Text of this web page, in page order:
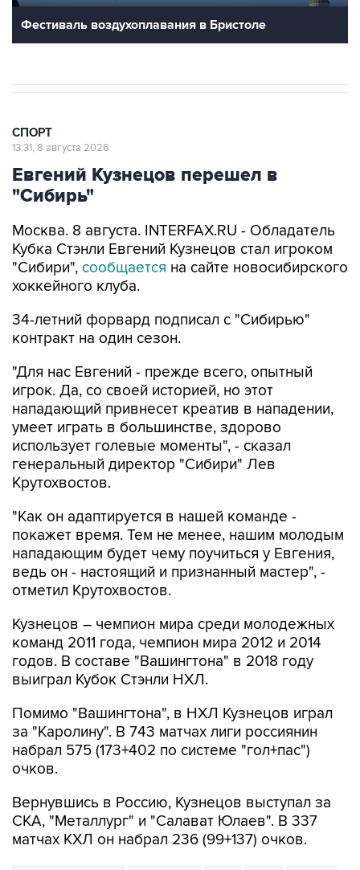
Фестиваль воздухоплавания в Бристоле
СПОРТ
13:31, 8 августа 2026
Евгений Кузнецов перешел в
"Сибирь"
Москва. 8 августа. INTERFAX.RU - Обладатель
Кубка Стэнли Евгений Кузнецов стал игроком
"Сибири", сообщается на сайте новосибирского
хоккейного клуба.
34-летний форвард подписал с "Сибирью"
контракт на один сезон.
"Для нас Евгений - прежде всего, опытный
игрок. Да, со своей историей, но этот
нападающий привнесет креатив в нападении,
умеет играть в большинстве, здорово
использует голевые моменты", - сказал
генеральный директор "Сибири" Лев
Крутохвостов.
"Как он адаптируется в нашей команде -
покажет время. Тем не менее, нашим молодым
нападающим будет чему поучиться у Евгения,
ведь он - настоящий и признанный мастер", -
отметил Крутохвостов.
Кузнецов – чемпион мира среди молодежных
команд 2011 года, чемпион мира 2012 и 2014
годов. В составе "Вашингтона" в 2018 году
выиграл Кубок Стэнли НХЛ.
Помимо "Вашингтона", в НХЛ Кузнецов играл
за "Каролину". В 743 матчах лиги россиянин
набрал 575 (173+402 по системе "гол+пас")
очков.
Вернувшись в Россию, Кузнецов выступал за
СКА, "Металлург" и "Салават Юлаев". В 337
матчах КХЛ он набрал 236 (99+137) очков.